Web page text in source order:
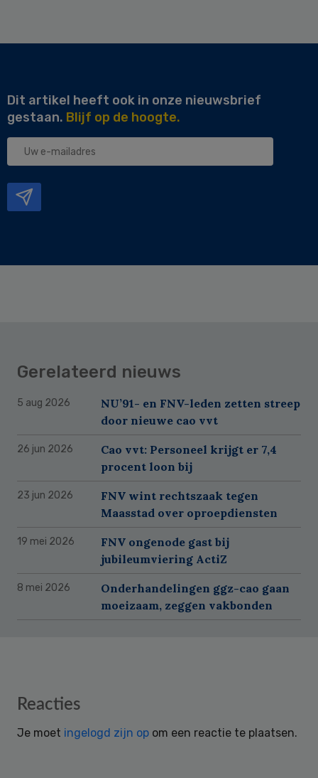
Dit artikel heeft ook in onze nieuwsbrief
gestaan. Blijf op de hoogte.
Uw
Gerelateerd nieuws
5 aug 2026
NU’91- en FNV-leden zetten streep
door nieuwe cao vvt
26 jun 2026
Cao vvt: Personeel krijgt er 7,4
procent loon bij
23 jun 2026
FNV wint rechtszaak tegen
Maasstad over oproepdiensten
19 mei 2026
FNV ongenode gast bij
jubileumviering ActiZ
8 mei 2026
Onderhandelingen ggz-cao gaan
moeizaam, zeggen vakbonden
Reader
Reacties
Je moet ingelogd zijn op om een reactie te plaatsen.